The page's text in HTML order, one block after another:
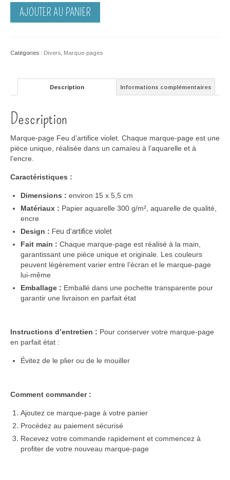
quantité
Feu
violet
AJOUTER AU PANIER
Catégories : Divers Marque-pages
Description Informations complémentaires
Description
Marque-page Feu d’artifice violet. Chaque marque-page est une
pièce unique, réalisée dans un camaïeu à l’aquarelle et à
l’encre.
Caractéristiques :
Dimensions : environ 15 x 5,5 cm
Matériaux : Papier aquarelle 300 g/m², aquarelle de qualité,
encre
Design : Feu d’artifice violet
Fait main : Chaque marque-page est réalisé à la main,
garantissant une pièce unique et originale. Les couleurs
peuvent légèrement varier entre l’écran et le marque-page
lui-même
Emballage : Emballé dans une pochette transparente pour
garantir une livraison en parfait état
Instructions d’entretien : Pour conserver votre marque-page
en parfait état :
Évitez de le plier ou de le mouiller
Comment commander :
Ajoutez ce marque-page à votre panier
Procédez au paiement sécurisé
Recevez votre commande rapidement et commencez à
profiter de votre nouveau marque-page